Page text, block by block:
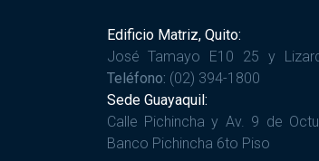
Edificio Matriz, Quito:
José Tamayo E10 25 y
Teléfono: (02) 394-1800
Sede Guayaquil:
Calle Pichincha y Av. 9 de
Banco Pichincha 6to Piso